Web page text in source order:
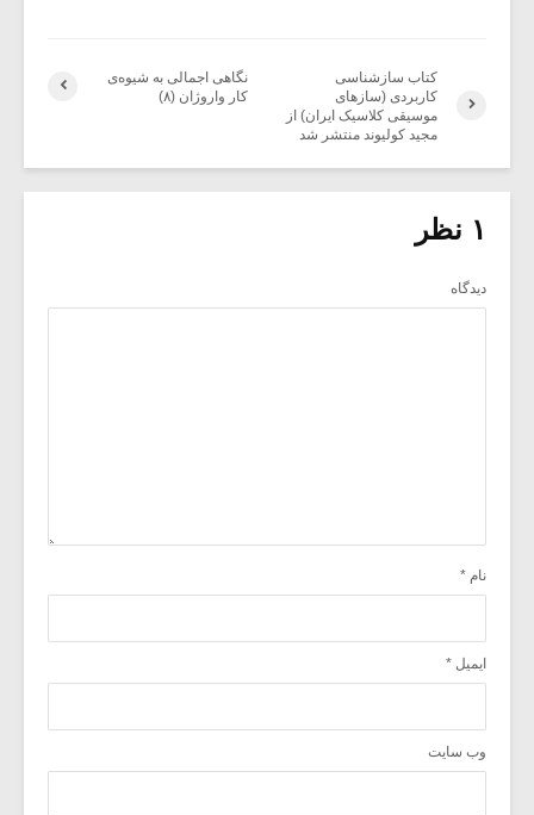
نگاهی اجمالی به شیوه‌ی
کار واروژان (۸)
کتاب سازشناسی
کاربردی (سازهای
موسیقی کلاسیک ایران) از
مجید کولیوند منتشر شد
۱ نظر
دیدگاه
نام *
ایمیل *
وب‌ سایت